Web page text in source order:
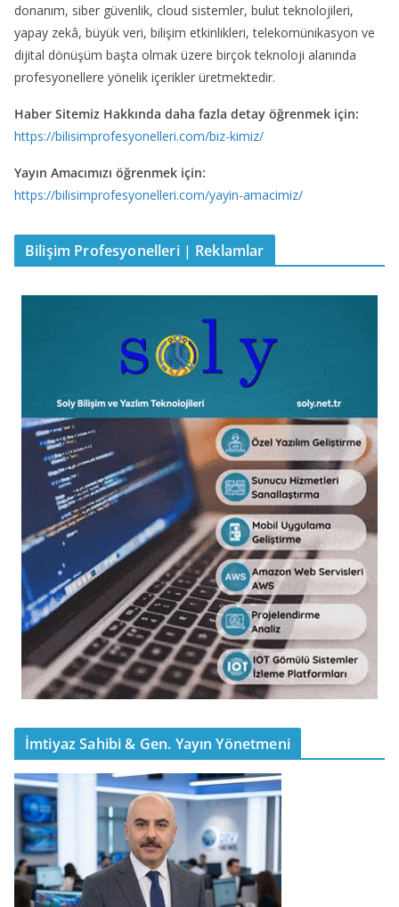
donanım, siber güvenlik, cloud sistemler, bulut teknolojileri,
yapay zekâ, büyük veri, bilişim etkinlikleri, telekomünikasyon ve
dijital dönüşüm başta olmak üzere birçok teknoloji alanında
profesyonellere yönelik içerikler üretmektedir.
Haber Sitemiz Hakkında daha fazla detay öğrenmek için:
https://bilisimprofesyonelleri.com/biz-kimiz/
Yayın Amacımızı öğrenmek için:
https://bilisimprofesyonelleri.com/yayin-amacimiz/
Bilişim Profesyonelleri | Reklamlar
İmtiyaz Sahibi & Gen. Yayın Yönetmeni